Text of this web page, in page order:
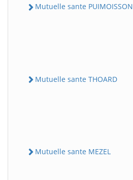
Mutuelle sante PUIMOISSON
Mutuelle sante THOARD
Mutuelle sante MEZEL